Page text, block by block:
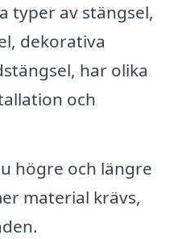
typer av stängsel,
dekorativa
har olika
och
högre och längre
material krävs,